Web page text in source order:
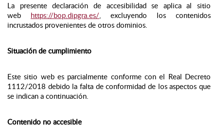
La presente declaración de accesibilidad se aplica al sitio
web https://bop.dipgra.es/, excluyendo los contenidos
incrustados provenientes de otros dominios.
Situación de cumplimiento
Este sitio web es parcialmente conforme con el Real Decreto
1112/2018 debido la falta de conformidad de los aspectos que
se indican a continuación.
Contenido no accesible